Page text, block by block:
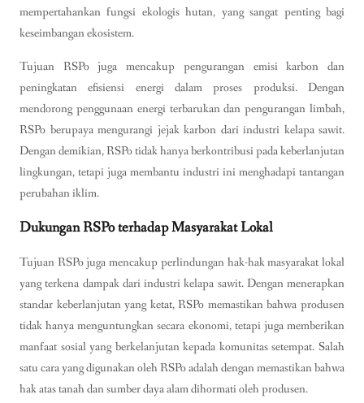
mempertahankan fungsi ekologis hutan, yang sangat penting bagi
keseimbangan ekosistem.
Tujuan RSPo juga mencakup pengurangan emisi karbon dan
peningkatan efisiensi energi dalam proses produksi. Dengan
mendorong penggunaan energi terbarukan dan pengurangan limbah,
RSPo berupaya mengurangi jejak karbon dari industri kelapa sawit.
Dengan demikian, RSPo tidak hanya berkontribusi pada keberlanjutan
lingkungan, tetapi juga membantu industri ini menghadapi tantangan
perubahan iklim.
Dukungan RSPo terhadap Masyarakat Lokal
Tujuan RSPo juga mencakup perlindungan hak-hak masyarakat lokal
yang terkena dampak dari industri kelapa sawit. Dengan menerapkan
standar keberlanjutan yang ketat, RSPo memastikan bahwa produsen
tidak hanya menguntungkan secara ekonomi, tetapi juga memberikan
manfaat sosial yang berkelanjutan kepada komunitas setempat. Salah
satu cara yang digunakan oleh RSPo adalah dengan memastikan bahwa
hak atas tanah dan sumber daya alam dihormati oleh produsen.